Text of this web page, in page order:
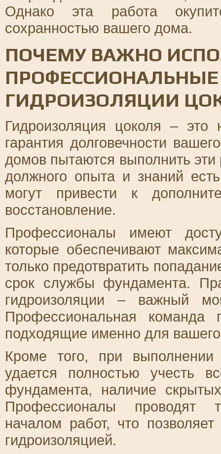
Однако эта работа
сохранностью вашего дома.
ПОЧЕМУ ВАЖНО
ГИДРОИЗОЛЯЦИИ
Гидроизоляция цоколя –
гарантия долговечности
домов пытаются выполнить
должного опыта и знаний
могут привести к
восстановление.
Профессионалы имеют
которые обеспечивают
только предотвратить
срок службы фундамента.
гидроизоляции – важный
Профессиональная команда
подходящие именно для
Кроме того, при выполнении
удается полностью учесть
фундамента, наличие
Профессионалы проводят
началом работ, что
гидроизоляцией.